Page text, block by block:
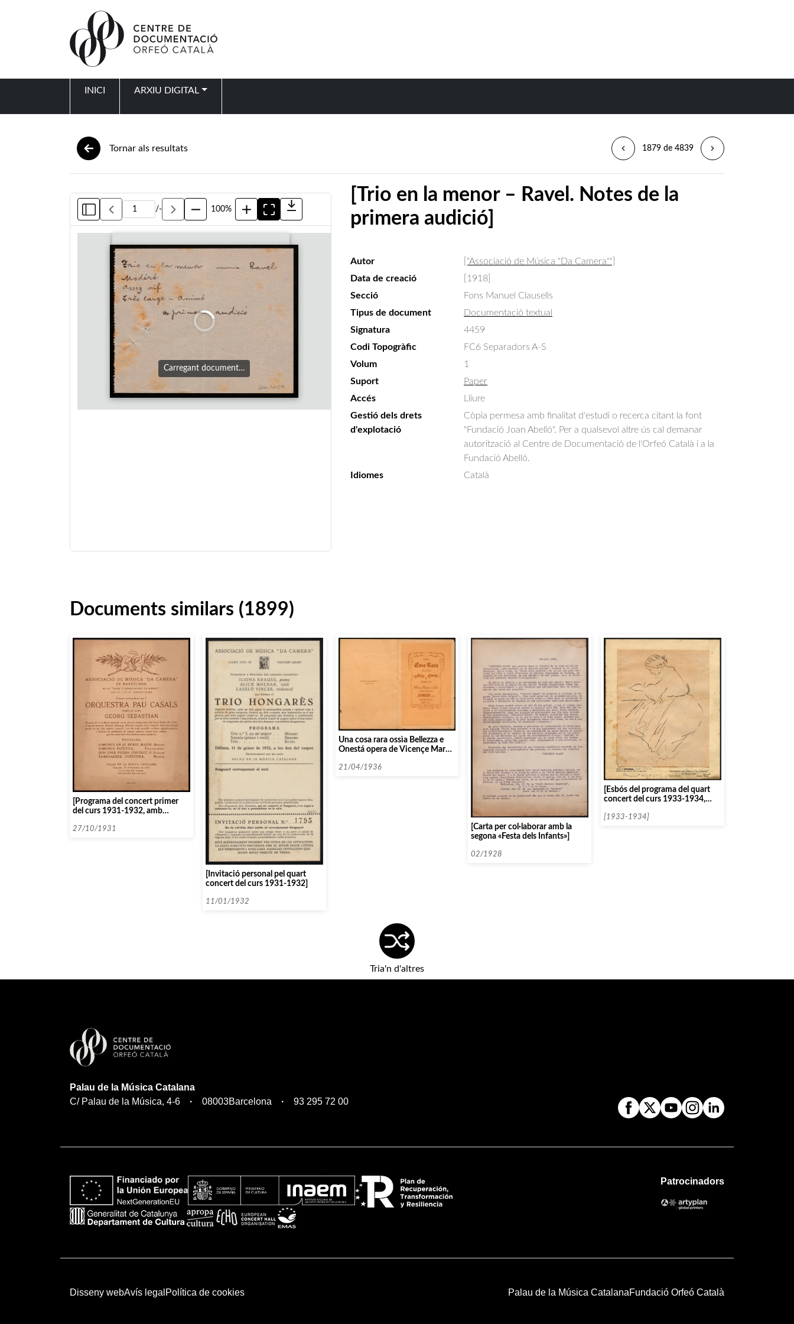
INICI ARXIU DIGITAL
Tornar als resultats 1879 de 4839
/- 100%
Carregant document…
[Trio en la menor – Ravel. Notes de la
primera audició]
Autor
["Associació de Música "Da Camera""]
Data de creació
[1918]
Secció
Fons Manuel Clausells
Tipus de document
Documentació textual
Signatura
4459
Codi Topogràfic
FC6 Separadors A-S
Volum
1
Suport
Paper
Accés
Lliure
Gestió dels drets
d'explotació
Còpia permesa amb finalitat d'estudi o recerca citant la font
"Fundació Joan Abelló". Per a qualsevol altre ús cal demanar
autorització al Centre de Documentació de l'Orfeó Català i a la
Fundació Abelló.
Idiomes
Català
Documents similars (1899)
[Programa del concert primer
del curs 1931-1932, amb
direcció de Georg Sebastian]
27/10/1931
[Invitació personal pel quart
concert del curs 1931-1932]
11/01/1932
Una cosa rara ossìa Bellezza e
Onestá opera de Vicençe Martin
F.C.
21/04/1936
[Carta per col·laborar amb la
segona «Festa dels Infants»]
02/1928
[Esbós del programa del quart
concert del curs 1933-1934,
[1933-1934]
Tria'n d'altres
Palau de la Música Catalana
C/ Palau de la Música, 4-6
08003Barcelona 93 295 72 00
Patrocinadors
Disseny webAvís legal Política de cookies Palau de la Música CatalanaFundació Orfeó Català